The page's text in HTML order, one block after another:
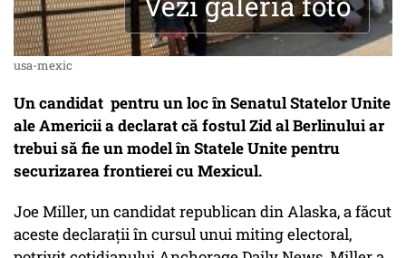
usa-mexic
Un candidat pentru un loc în Senatul Statelor Unite
ale Americii a declarat că fostul Zid al Berlinului ar
trebui să fie un model în Statele Unite pentru
securizarea frontierei cu Mexicul.
Joe Miller, un candidat republican din Alaska, a făcut
aceste declaraţii în cursul unui miting electoral,